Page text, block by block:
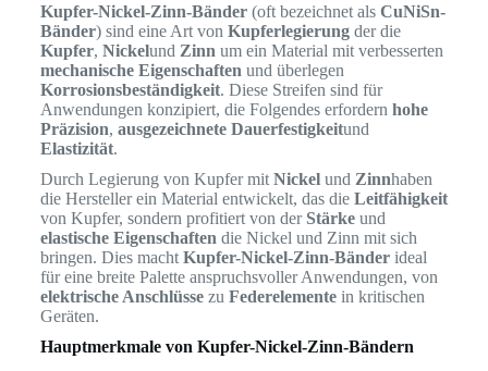
Kupfer-Nickel-Zinn-Bänder(oft bezeichnet als CuNiSn-
Bänder) sind eine Art von Kupferlegierungder die
Kupfer, Nickelund Zinn um ein Material mit verbesserten
mechanische Eigenschaften und überlegen
Korrosionsbeständigkeit. Diese Streifen sind für
Anwendungen konzipiert, die Folgendes erfordern hohe
Präzision, ausgezeichnete Dauerfestigkeitund
Elastizität.
Durch Legierung von Kupfer mit Nickelund Zinnhaben
die Hersteller ein Material entwickelt, das die Leitfähigkeit
von Kupfer, sondern profitiert von der Stärkeund
elastische Eigenschaften die Nickel und Zinn mit sich
bringen. Dies macht Kupfer-Nickel-Zinn-Bänderideal
für eine breite Palette anspruchsvoller Anwendungen, von
elektrische Anschlüssezu Federelementein kritischen
Geräten.
Hauptmerkmale von Kupfer-Nickel-Zinn-Bändern